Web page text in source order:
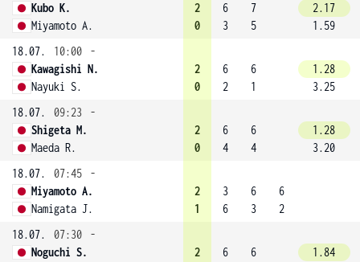
Kubo K.
Miyamoto A.
2
0
6
3
7
5
2.17
1.59
18.07.
10:00
-
Kawagishi N.
Nayuki S.
2
0
6
2
6
1
1.28
3.25
18.07.
09:23
-
Shigeta M.
Maeda R.
2
0
6
4
6
4
1.28
3.20
18.07.
07:45
-
Miyamoto A.
Namigata J.
2
1
3
6
6
3
6
2
18.07.
07:30
-
Noguchi S.
2
6
6
1.84